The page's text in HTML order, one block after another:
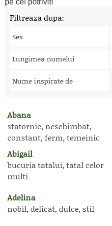
pe cel potrivit!
Filtreaza dupa:
Sex
Lungimea numelui
Nume inspirate de
Abana
statornic, neschimbat,
constant, ferm, temeinic
Abigail
bucuria tatalui, tatal celor
multi
Adelina
nobil, delicat, dulce, stil